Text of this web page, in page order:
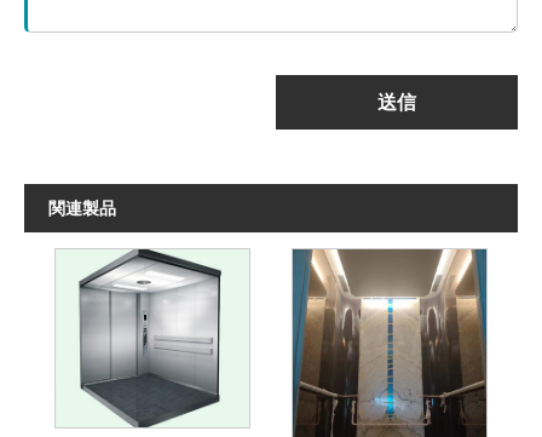
送信
関連製品